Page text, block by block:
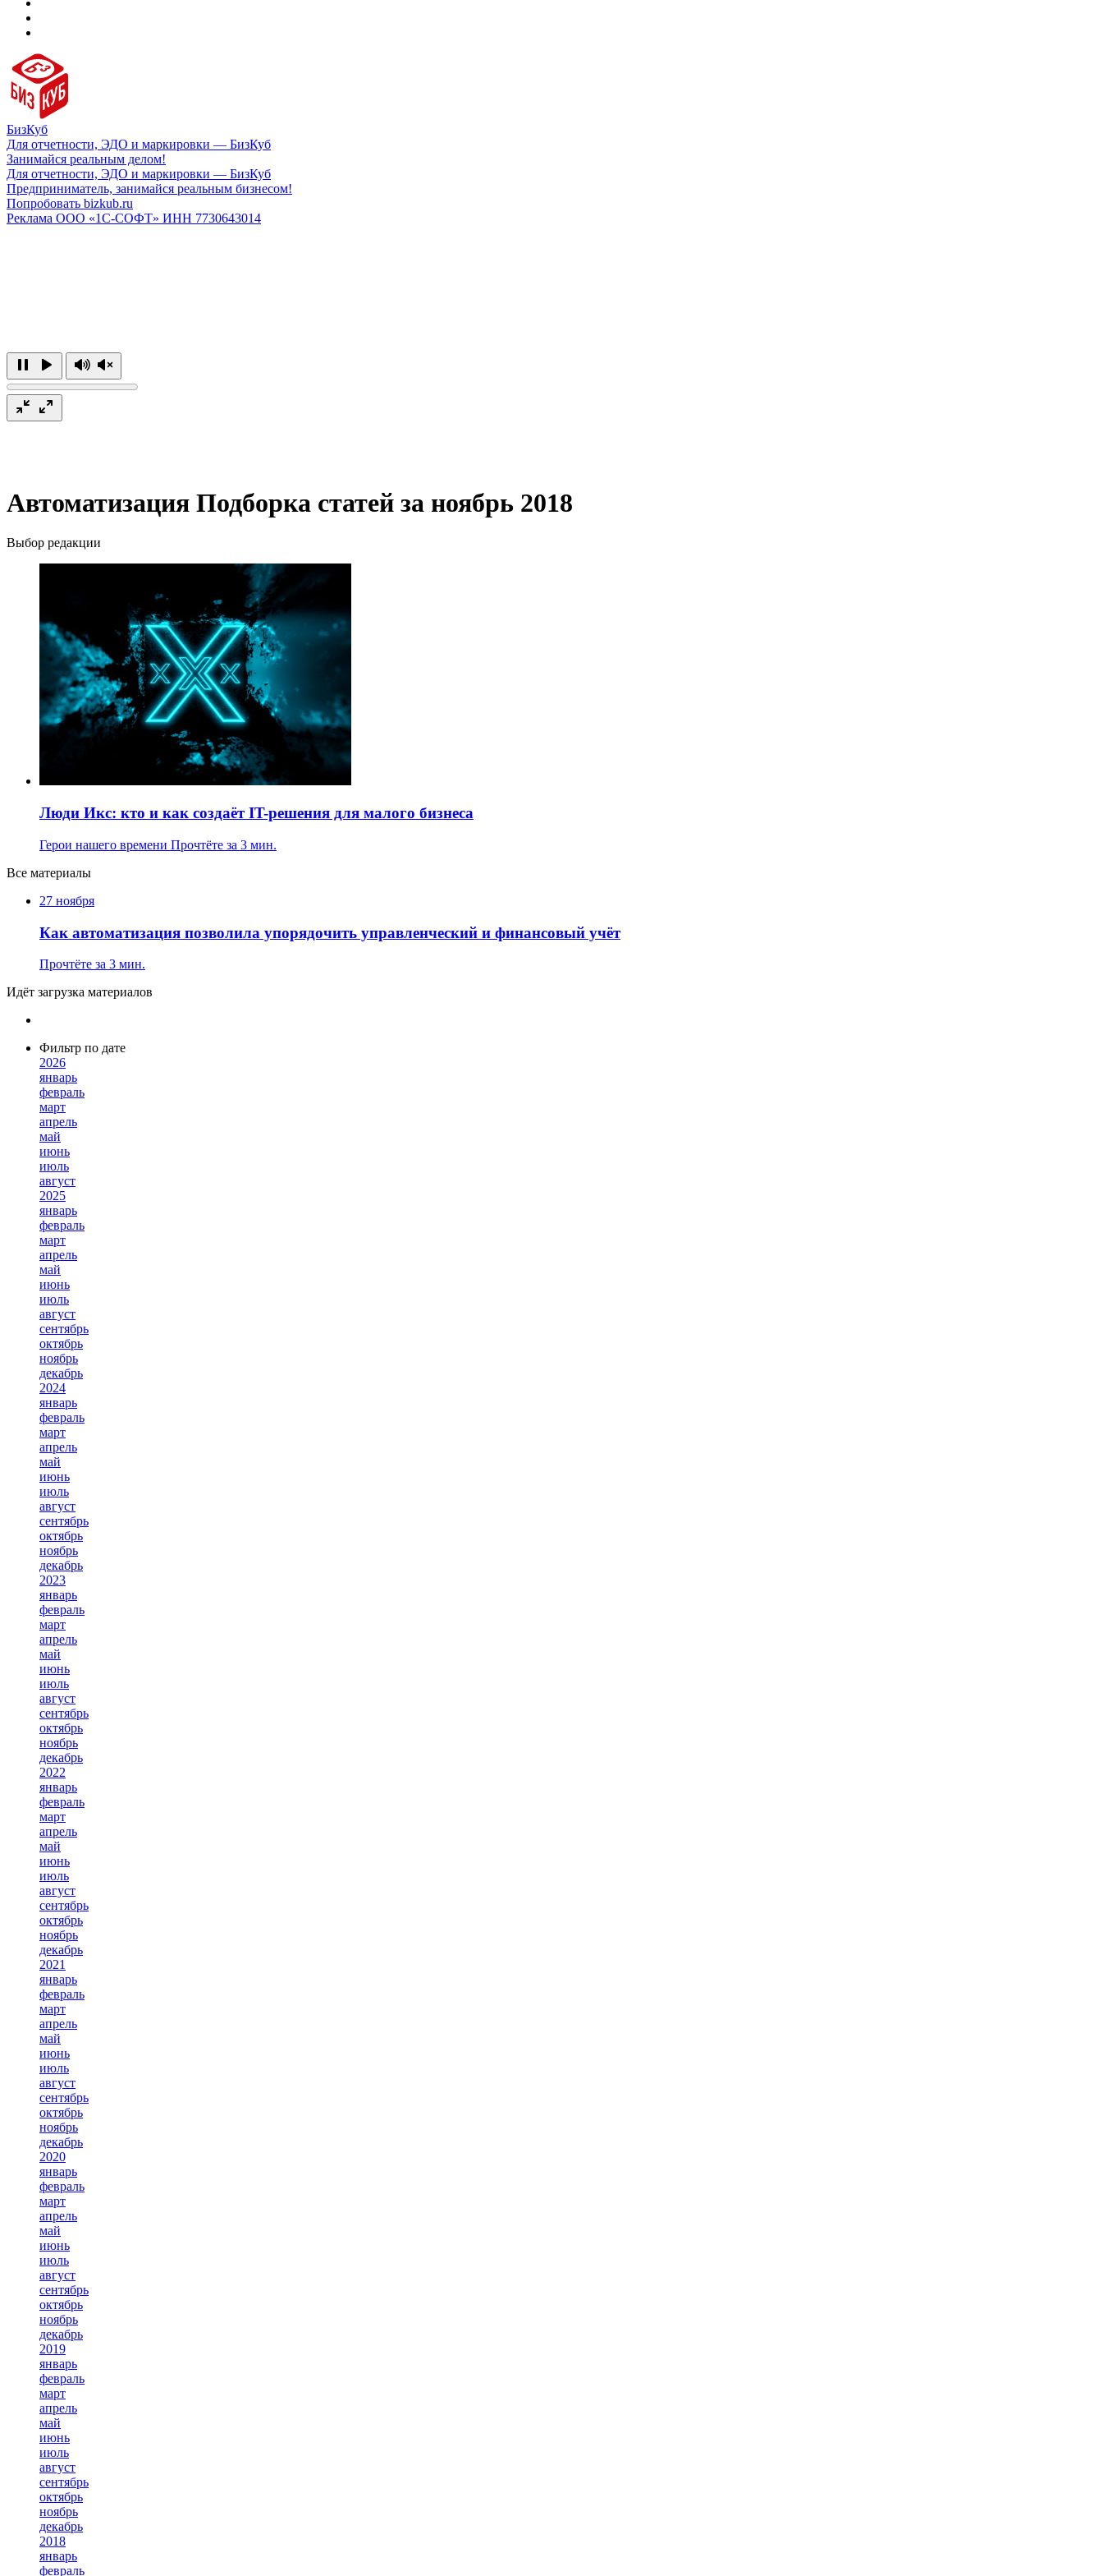
БизКуб
Для отчетности, ЭДО и маркировки — БизКуб
Занимайся реальным делом!
Для отчетности, ЭДО и маркировки — БизКуб
Предприниматель, занимайся реальным бизнесом!
Попробовать bizkub.ru
Реклама ООО «1С-СОФТ» ИНН 7730643014
Автоматизация Подборка статей за ноябрь 2018
Выбор редакции
Люди Икс: кто и как создаёт IT-решения для малого бизнеса
Герои нашего времени Прочтёте за 3 мин.
Все материалы
27 ноября
Как автоматизация позволила упорядочить управленческий и финансовый учёт
Прочтёте за 3 мин.
Идёт загрузка материалов
Фильтр по дате
2026
январь
февраль
март
апрель
май
июнь
июль
август
2025
январь
февраль
март
апрель
май
июнь
июль
август
сентябрь
октябрь
ноябрь
декабрь
2024
январь
февраль
март
апрель
май
июнь
июль
август
сентябрь
октябрь
ноябрь
декабрь
2023
январь
февраль
март
апрель
май
июнь
июль
август
сентябрь
октябрь
ноябрь
декабрь
2022
январь
февраль
март
апрель
май
июнь
июль
август
сентябрь
октябрь
ноябрь
декабрь
2021
январь
февраль
март
апрель
май
июнь
июль
август
сентябрь
октябрь
ноябрь
декабрь
2020
январь
февраль
март
апрель
май
июнь
июль
август
сентябрь
октябрь
ноябрь
декабрь
2019
январь
февраль
март
апрель
май
июнь
июль
август
сентябрь
октябрь
ноябрь
декабрь
2018
январь
февраль